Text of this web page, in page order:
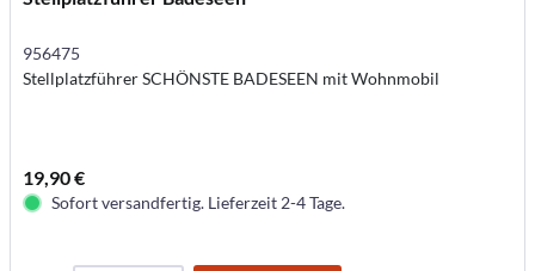
956475
Stellplatzführer SCHÖNSTE BADESEEN mit Wohnmobil
19,90 €
Sofort versandfertig. Lieferzeit 2-4 Tage.